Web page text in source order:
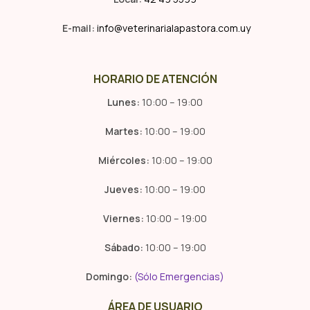
E-mail: info@veterinarialapastora.com.uy
HORARIO DE ATENCIÓN
Lunes: 10:00 – 19:00
Martes: 10:00 – 19:00
Miércoles: 10:00 – 19:00
Jueves: 10:00 – 19:00
Viernes: 10:00 – 19:00
Sábado: 10:00 – 19:00
Domingo: (Sólo Emergencias)
ÁREA DE USUARIO